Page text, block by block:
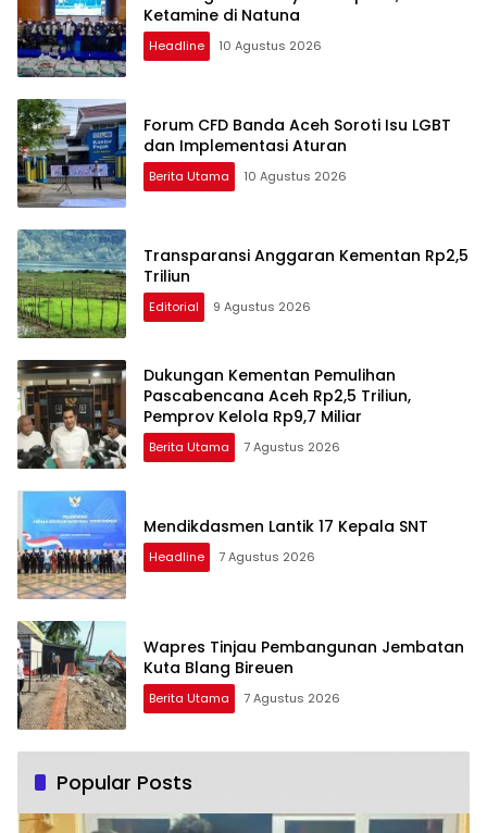
Ketamine di Natuna
Headline 10 Agustus 2026
Forum CFD Banda Aceh Soroti Isu LGBT
dan Implementasi Aturan
Berita Utama 10 Agustus 2026
Transparansi Anggaran Kementan Rp2,5
Triliun
Editorial 9 Agustus 2026
Dukungan Kementan Pemulihan
Pascabencana Aceh Rp2,5 Triliun,
Pemprov Kelola Rp9,7 Miliar
Berita Utama 7 Agustus 2026
Mendikdasmen Lantik 17 Kepala SNT
Headline 7 Agustus 2026
Wapres Tinjau Pembangunan Jembatan
Kuta Blang Bireuen
Berita Utama 7 Agustus 2026
Popular Posts